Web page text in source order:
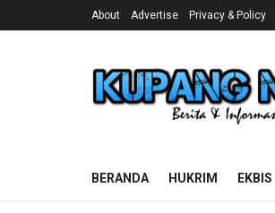
About Advertise Privacy & Policy
BERANDA HUKRIM EKBIS